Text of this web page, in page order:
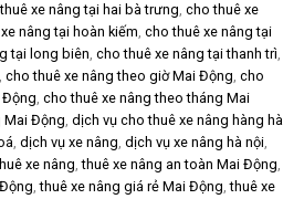
xe nâng tại hai bà trưng, cho thuê xe
nâng tại hoàn kiếm, cho thuê xe nâng tại
tại long biên, cho thuê xe nâng tại thanh trì,
, cho thuê xe nâng theo giờ Mai Động, cho
Động, cho thuê xe nâng theo tháng Mai
Mai Động, dịch vụ cho thuê xe nâng hàng hà
, dịch vụ xe nâng, dịch vụ xe nâng hà nội,
xe nâng,thuê xe nâng an toàn Mai Động,
,thuê xe nâng giá rẻ Mai Động,thuê xe